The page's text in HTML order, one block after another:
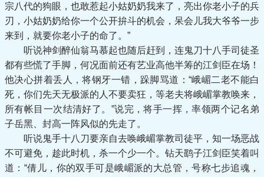
宗八代的狗眼，也敢惹起小姑奶奶我来了，亮出你老小子的兵
刃，小姑奶奶给你一个公开拚斗的机会，呆会儿我大爷爷一步
来到，就要你老小子的命了。”
听说神剑醉仙翁马慕起也随后赶到，连鬼刀十八手司徒圣
都有些慌了手脚，何况面前还有艺业高他半筹的江剑臣在场！
他决心拼着丢人，将钢牙一错，跺脚骂道：“峨嵋二老不能白
死，你们先天无极派的人不要卖狂，等老夫将峨嵋掌教唤来，
所有帐目一次结清好了。”说完，将手一挥，率领两个记名弟
子岳黑、封高一阵风似的先走了。
听说鬼手十八刀要亲自去唤峨嵋掌教司徒平，知一场恶战
不可避免，趁此时机，杀一个少一个。钻天鹞子江剑臣笑着叫
道：“倩儿，你的双手可是峨嵋派的大总管，号称七步追魂，